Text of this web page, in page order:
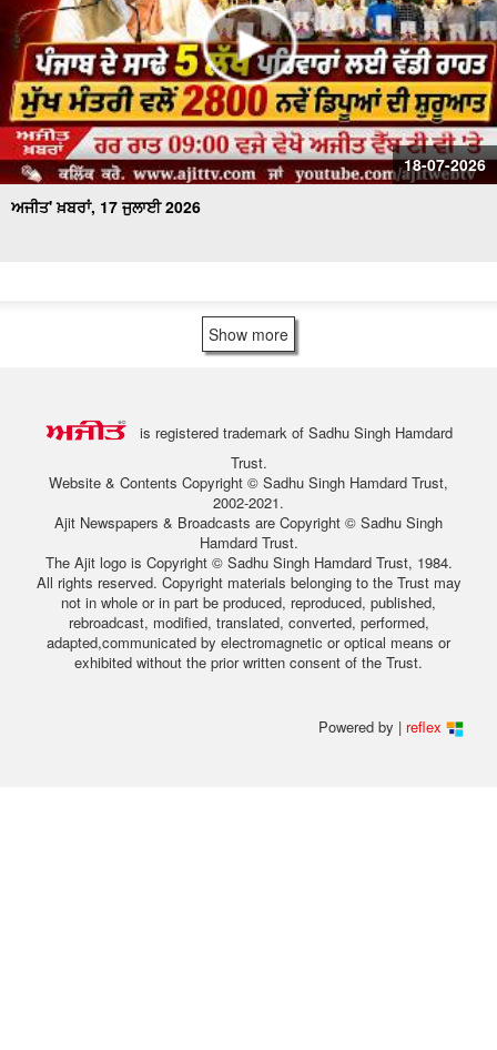
18-07-2026
ਅਜੀਤ' ਖ਼ਬਰਾਂ, 17 ਜੁਲਾਈ 2026
Show more
is registered trademark of Sadhu Singh Hamdard
Trust.
Website & Contents Copyright © Sadhu Singh Hamdard Trust,
2002-2021.
Ajit Newspapers & Broadcasts are Copyright © Sadhu Singh
Hamdard Trust.
The Ajit logo is Copyright © Sadhu Singh Hamdard Trust, 1984.
All rights reserved. Copyright materials belonging to the Trust may
not in whole or in part be produced, reproduced, published,
rebroadcast, modified, translated, converted, performed,
adapted,communicated by electromagnetic or optical means or
exhibited without the prior written consent of the Trust.
Powered by | reflex